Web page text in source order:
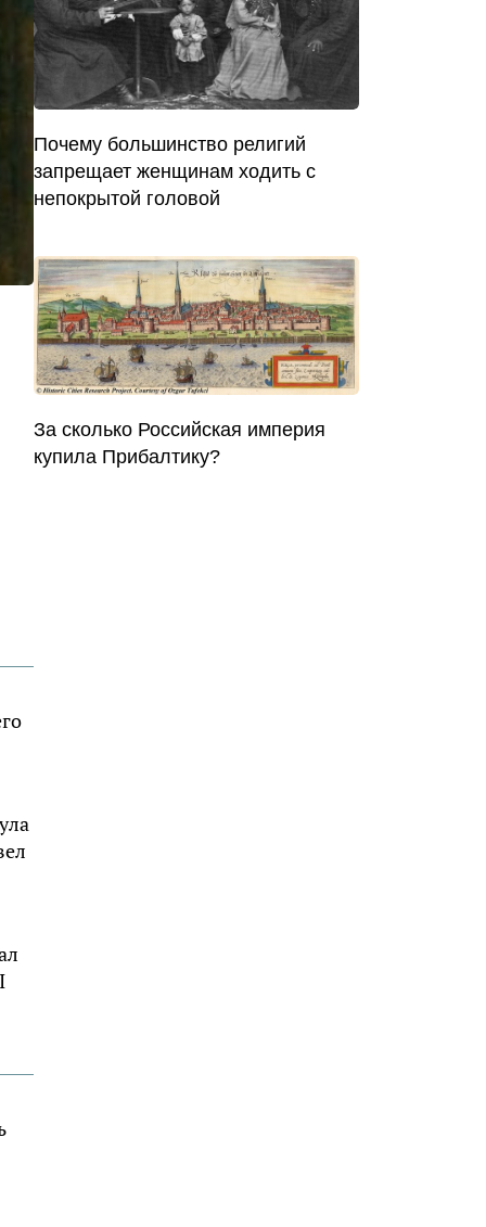
Почему большинство религий
запрещает женщинам ходить с
непокрытой головой
За сколько Российская империя
купила Прибалтику?